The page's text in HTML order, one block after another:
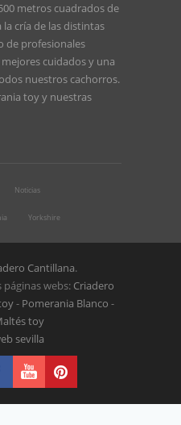
metros cuadrados de
cría de las distintas
de profesionales
cuidados y una
nuestros cachorros.
toyy nuestras
Noticias
Yorkshire
Cantillana.
webs: Criadero
- Pomerania Blanco -
toy
sevilla